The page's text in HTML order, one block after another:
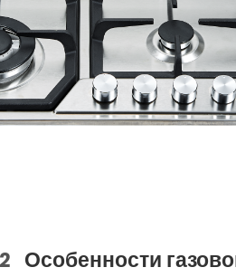
Особенности